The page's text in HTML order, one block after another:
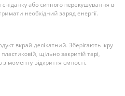
сніданку або ситного перекушування в
необхідний заряд енергії.
вкрай делікатний. Зберігають ікру
щільно закритій тарі,
моменту відкриття ємності.